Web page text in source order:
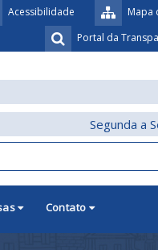
Mapa
Acessibilidade
Portal da
Segunda a
Contato